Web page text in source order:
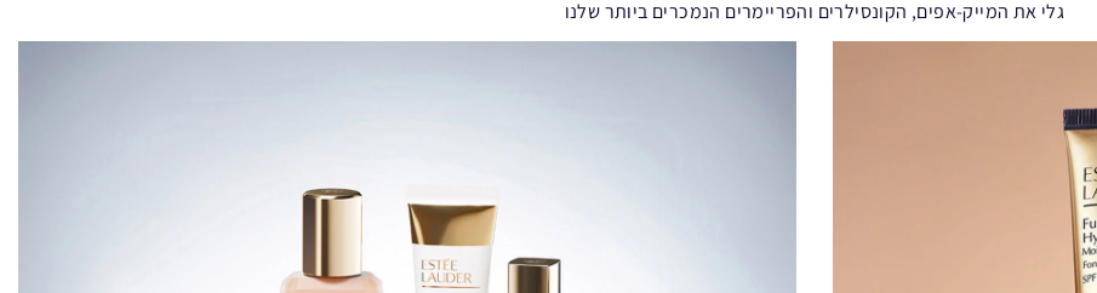
גלי את המייק-אפים, הקונסילרים והפריימרים הנמכרים ביותר שלנו